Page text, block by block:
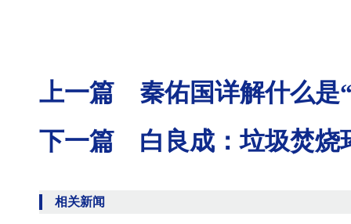
上一篇 秦佑国详解什么是
下一篇 白良成：垃圾焚烧
相关新闻